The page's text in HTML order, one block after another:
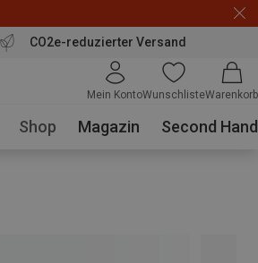
CO2e-reduzierter Versand
Mein KontoWunschlisteWarenkorb
Shop Magazin Second Hand